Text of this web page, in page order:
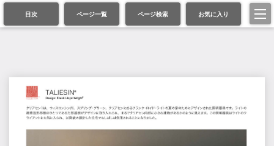
目次 ページ一覧 ページ検索 お気に入り